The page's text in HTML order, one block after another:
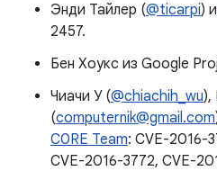
Энди Тайлер (@ticarpi)
2457.
Бен Хоукс из Google
Чиачи У (@chiachih_wu),
(computernik@gmail.com
C0RE Team: CVE-2016-
CVE-2016-3772, CVE-